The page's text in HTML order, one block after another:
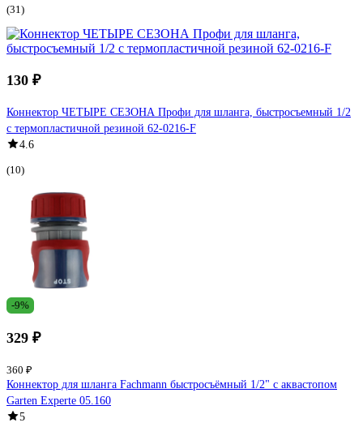
(31)
130 ₽
Коннектор ЧЕТЫРЕ СЕЗОНА Профи для шланга, быстросъемный 1/2
с термопластичной резиной 62-0216-F
4.6
(10)
-9%
329 ₽
360 ₽
Коннектор для шланга Fachmann быстросъёмный 1/2" с аквастопом
Garten Experte 05.160
5